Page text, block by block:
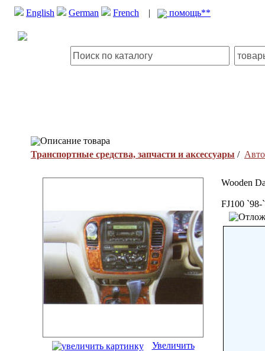
English German French | помощь**
Описание товара
Транспортные средства, запчасти и аксессуары /
Увеличить
Wooden
FJ100